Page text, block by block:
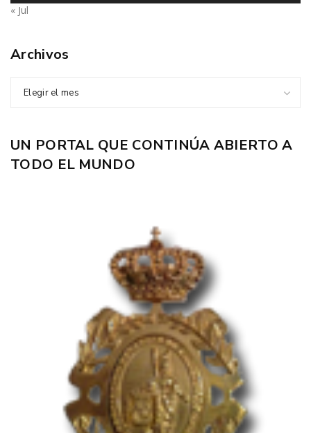
« Jul
Archivos
Elegir el mes
UN PORTAL QUE CONTINÚA ABIERTO A
TODO EL MUNDO